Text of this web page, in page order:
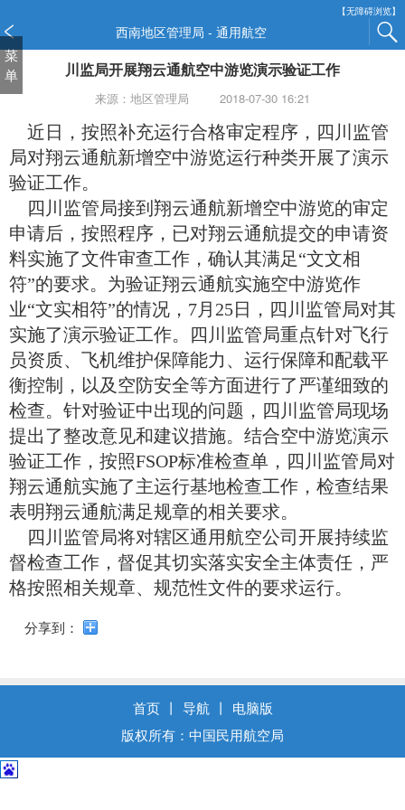
【无障碍浏览】
西南地区管理局 - 通用航空
菜
单
川监局开展翔云通航空中游览演示验证工作
来源：地区管理局 2018-07-30 16:21
近日，按照补充运行合格审定程序，四川监管
局对翔云通航新增空中游览运行种类开展了演示
验证工作。
四川监管局接到翔云通航新增空中游览的审定
申请后，按照程序，已对翔云通航提交的申请资
料实施了文件审查工作，确认其满足“文文相
符”的要求。为验证翔云通航实施空中游览作
业“文实相符”的情况，7月25日，四川监管局对其
实施了演示验证工作。四川监管局重点针对飞行
员资质、飞机维护保障能力、运行保障和配载平
衡控制，以及空防安全等方面进行了严谨细致的
检查。针对验证中出现的问题，四川监管局现场
提出了整改意见和建议措施。结合空中游览演示
验证工作，按照FSOP标准检查单，四川监管局对
翔云通航实施了主运行基地检查工作，检查结果
表明翔云通航满足规章的相关要求。
四川监管局将对辖区通用航空公司开展持续监
督检查工作，督促其切实落实安全主体责任，严
格按照相关规章、规范性文件的要求运行。
分享到：
首页 丨 导航 丨
电脑版
版权所有：中国民用航空局
窗
口
打
碍
说
明
面,
按
Alt
加
波
浪
键
打
开
导
盲
模
式